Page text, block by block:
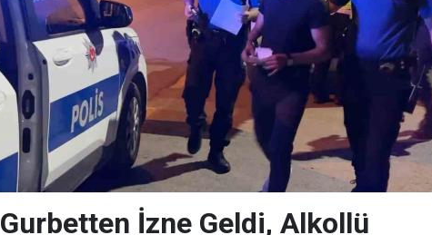
Gurbetten İzne Geldi, Alkollü